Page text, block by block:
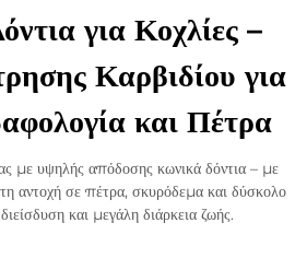
για Κοχλίες –
Καρβιδίου για
και Πέτρα
με υψηλής απόδοσης κωνικά δόντια – με
αντοχή σε πέτρα, σκυρόδεμα και δύσκολο
και μεγάλη διάρκεια ζωής.​